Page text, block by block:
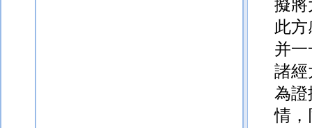
擬將
此
并
諸經
為證
情，